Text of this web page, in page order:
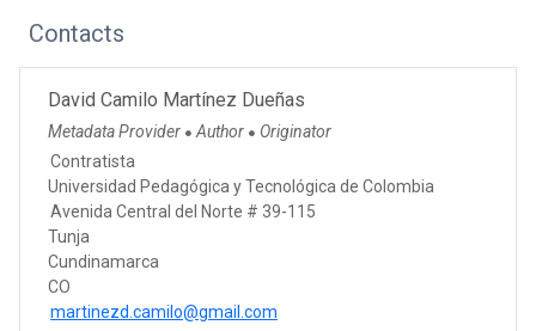
Contacts
David Camilo Martínez Dueñas
Metadata Provider ● Author ● Originator
Contratista
Universidad Pedagógica y Tecnológica de Colombia
Avenida Central del Norte # 39-115
Tunja
Cundinamarca
CO
martinezd.camilo@gmail.com